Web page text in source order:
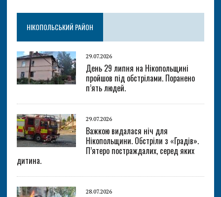
НІКОПОЛЬСЬКИЙ РАЙОН
29.07.2026
День 29 липня на Нікопольщині
пройшов під обстрілами. Поранено
п’ять людей.
29.07.2026
Важкою видалася ніч для
Нікопольщини. Обстріли з «Градів».
П’ятеро постраждалих, серед яких
дитина.
28.07.2026